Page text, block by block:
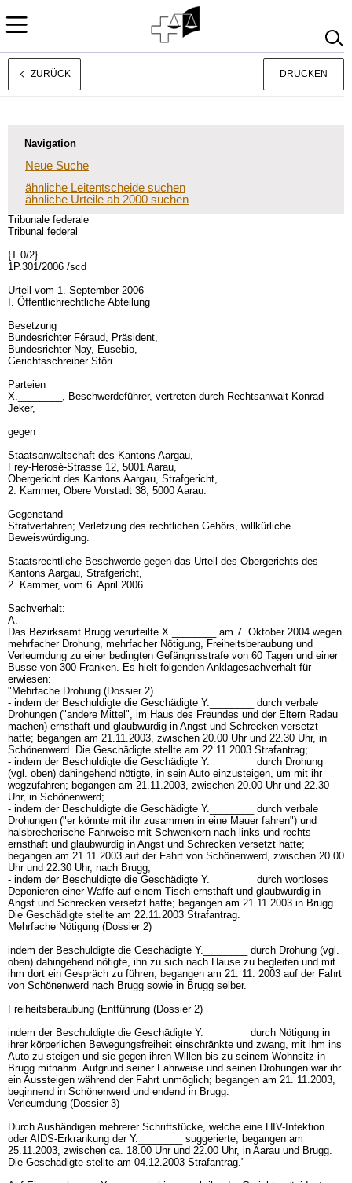
Rechtsprechung
ZURÜCK DRUCKEN
Navigation
Neue Suche
ähnliche Leitentscheide suchen
ähnliche Urteile ab 2000 suchen
Tribunale federale
Tribunal federal
{T 0/2}
1P.301/2006 /scd
Urteil vom 1. September 2006
I. Öffentlichrechtliche Abteilung
Besetzung
Bundesrichter Féraud, Präsident,
Bundesrichter Nay, Eusebio,
Gerichtsschreiber Störi.
Parteien
X.________, Beschwerdeführer, vertreten durch Rechtsanwalt Konrad
Jeker,
gegen
Staatsanwaltschaft des Kantons Aargau,
Frey-Herosé-Strasse 12, 5001 Aarau,
Obergericht des Kantons Aargau, Strafgericht,
2. Kammer, Obere Vorstadt 38, 5000 Aarau.
Gegenstand
Strafverfahren; Verletzung des rechtlichen Gehörs, willkürliche
Beweiswürdigung.
Staatsrechtliche Beschwerde gegen das Urteil des Obergerichts des
Kantons Aargau, Strafgericht,
2. Kammer, vom 6. April 2006.
Sachverhalt:
A.
Das Bezirksamt Brugg verurteilte X.________ am 7. Oktober 2004 wegen
mehrfacher Drohung, mehrfacher Nötigung, Freiheitsberaubung und
Verleumdung zu einer bedingten Gefängnisstrafe von 60 Tagen und einer
Busse von 300 Franken. Es hielt folgenden Anklagesachverhalt für
erwiesen:
"Mehrfache Drohung (Dossier 2)
- indem der Beschuldigte die Geschädigte Y.________ durch verbale
Drohungen ("andere Mittel", im Haus des Freundes und der Eltern Radau
machen) ernsthaft und glaubwürdig in Angst und Schrecken versetzt
hatte; begangen am 21.11.2003, zwischen 20.00 Uhr und 22.30 Uhr, in
Schönenwerd. Die Geschädigte stellte am 22.11.2003 Strafantrag;
- indem der Beschuldigte die Geschädigte Y.________ durch Drohung
(vgl. oben) dahingehend nötigte, in sein Auto einzusteigen, um mit ihr
wegzufahren; begangen am 21.11.2003, zwischen 20.00 Uhr und 22.30
Uhr, in Schönenwerd;
- indem der Beschuldigte die Geschädigte Y.________ durch verbale
Drohungen ("er könnte mit ihr zusammen in eine Mauer fahren") und
halsbrecherische Fahrweise mit Schwenkern nach links und rechts
ernsthaft und glaubwürdig in Angst und Schrecken versetzt hatte;
begangen am 21.11.2003 auf der Fahrt von Schönenwerd, zwischen 20.00
Uhr und 22.30 Uhr, nach Brugg;
- indem der Beschuldigte die Geschädigte Y.________ durch wortloses
Deponieren einer Waffe auf einem Tisch ernsthaft und glaubwürdig in
Angst und Schrecken versetzt hatte; begangen am 21.11.2003 in Brugg.
Die Geschädigte stellte am 22.11.2003 Strafantrag.
Mehrfache Nötigung (Dossier 2)
indem der Beschuldigte die Geschädigte Y.________ durch Drohung (vgl.
oben) dahingehend nötigte, ihn zu sich nach Hause zu begleiten und mit
ihm dort ein Gespräch zu führen; begangen am 21. 11. 2003 auf der Fahrt
von Schönenwerd nach Brugg sowie in Brugg selber.
Freiheitsberaubung (Entführung (Dossier 2)
indem der Beschuldigte die Geschädigte Y.________ durch Nötigung in
ihrer körperlichen Bewegungsfreiheit einschränkte und zwang, mit ihm ins
Auto zu steigen und sie gegen ihren Willen bis zu seinem Wohnsitz in
Brugg mitnahm. Aufgrund seiner Fahrweise und seinen Drohungen war ihr
ein Aussteigen während der Fahrt unmöglich; begangen am 21. 11.2003,
beginnend in Schönenwerd und endend in Brugg.
Verleumdung (Dossier 3)
Durch Aushändigen mehrerer Schriftstücke, welche eine HIV-Infektion
oder AIDS-Erkrankung der Y.________ suggerierte, begangen am
25.11.2003, zwischen ca. 18.00 Uhr und 22.00 Uhr, in Aarau und Brugg.
Die Geschädigte stellte am 04.12.2003 Strafantrag."